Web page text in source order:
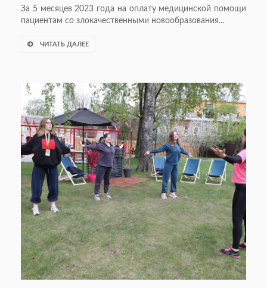
За 5 месяцев 2023 года на оплату медицинской помощи
пациентам со злокачественными новообразования...
ЧИТАТЬ ДАЛЕЕ